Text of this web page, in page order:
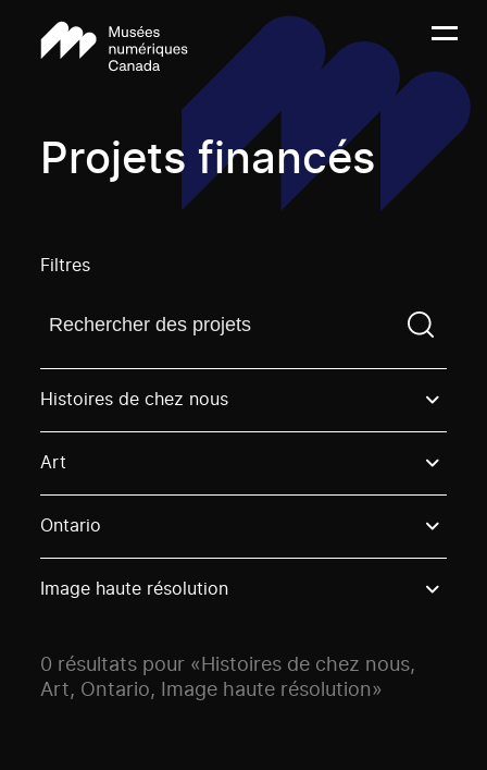
Projets financés
Filtres
Trouvez un projetVous devez saisir un terme de
Histoires de chez nous
Art
Ontario
Image haute résolution
0 résultats pour «Histoires de chez nous,
Art, Ontario, Image haute résolution»